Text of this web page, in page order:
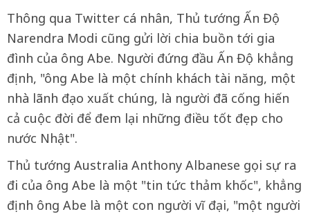
Thông qua Twitter cá nhân, Thủ tướng Ấn Độ
Narendra Modi cũng gửi lời chia buồn tới gia
đình của ông Abe. Người đứng đầu Ấn Độ khẳng
định, "ông Abe là một chính khách tài năng, một
nhà lãnh đạo xuất chúng, là người đã cống hiến
cả cuộc đời để đem lại những điều tốt đẹp cho
nước Nhật".
Thủ tướng Australia Anthony Albanese gọi sự ra
đi của ông Abe là một "tin tức thảm khốc", khẳng
định ông Abe là một con người vĩ đại, "một người